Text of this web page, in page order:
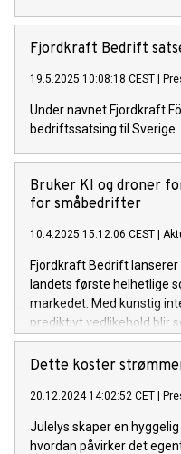
Fjordkraft Bedrift
19.5.2025 10:08:18 CEST |
Under navnet Fjordkraft
bedriftssatsing til Sverige.
Bruker KI og droner
for småbedrifter
10.4.2025 15:12:06 CEST |
Fjordkraft Bedrift lanserer
landets første helhetlige
markedet. Med kunstig
prediktivt vedlikehold blir
tilgjengelig helt uten
Dette koster
20.12.2024 14:02:52 CET |
Julelys skaper en
hvordan påvirker det